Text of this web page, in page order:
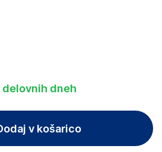
delovnih dneh
v košarico